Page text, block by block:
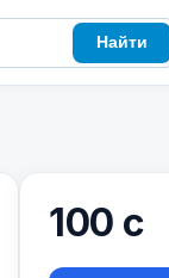
Найти
100 с